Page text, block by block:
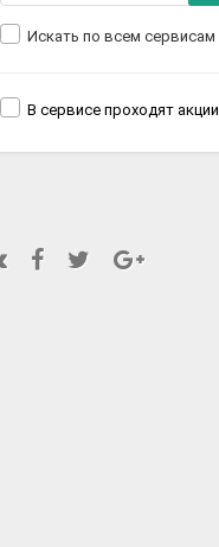
Искать по всем сервисам
В сервисе проходят акции